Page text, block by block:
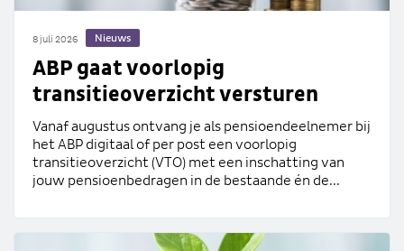
8 juli 2026 Nieuws
ABP gaat voorlopig
transitieoverzicht versturen
Vanaf augustus ontvang je als pensioendeelnemer bij
het ABP digitaal of per post een voorlopig
transitieoverzicht (VTO) met een inschatting van
jouw pensioenbedragen in de bestaande én de...